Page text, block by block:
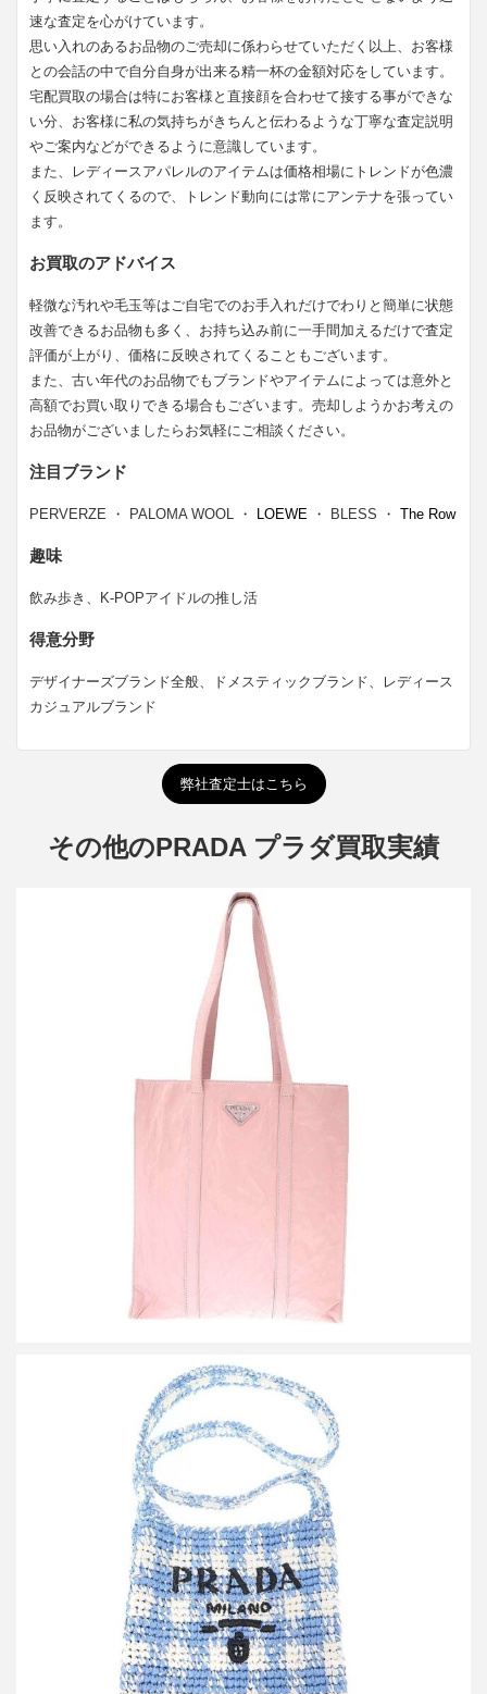
速な査定を心がけています。
思い入れのあるお品物のご売却に係わらせていただく以上、お客様
との会話の中で自分自身が出来る精一杯の金額対応をしています。
宅配買取の場合は特にお客様と直接顔を合わせて接する事ができな
い分、お客様に私の気持ちがきちんと伝わるような丁寧な査定説明
やご案内などができるように意識しています。
また、レディースアパレルのアイテムは価格相場にトレンドが色濃
く反映されてくるので、トレンド動向には常にアンテナを張ってい
ます。
お買取のアドバイス
軽微な汚れや毛玉等はご自宅でのお手入れだけでわりと簡単に状態
改善できるお品物も多く、お持ち込み前に一手間加えるだけで査定
評価が上がり、価格に反映されてくることもございます。
また、古い年代のお品物でもブランドやアイテムによっては意外と
高額でお買い取りできる場合もございます。売却しようかお考えの
お品物がございましたらお気軽にご相談ください。
注目ブランド
PERVERZE ・ PALOMA WOOL ・ LOEWE ・ BLESS ・The Row
趣味
飲み歩き、K-POPアイドルの推し活
得意分野
デザイナーズブランド全般、ドメスティックブランド、レディース
カジュアルブランド
弊社査定士はこちら
その他のPRADA プラダ買取実績
プラダ リンクル レザートートバッグ
買取金額42,000円
プラダ ラフィアショルダーバッグ 1BC184
買取金額45,000円
詳しく見る